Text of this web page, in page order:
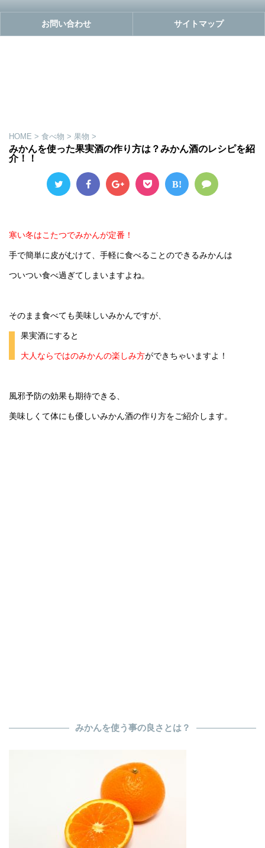
お問い合わせ サイトマップ
HOME > 食べ物 > 果物 >
みかんを使った果実酒の作り方は？みかん酒のレシピを紹
介！！
B!
寒い冬はこたつでみかんが定番！
手で簡単に皮がむけて、手軽に食べることのできるみかんは
ついつい食べ過ぎてしまいますよね。
そのまま食べても美味しいみかんですが、
果実酒にすると
大人ならではのみかんの楽しみ方ができちゃいますよ！
風邪予防の効果も期待できる、
美味しくて体にも優しいみかん酒の作り方をご紹介します。
みかんを使う事の良さとは？